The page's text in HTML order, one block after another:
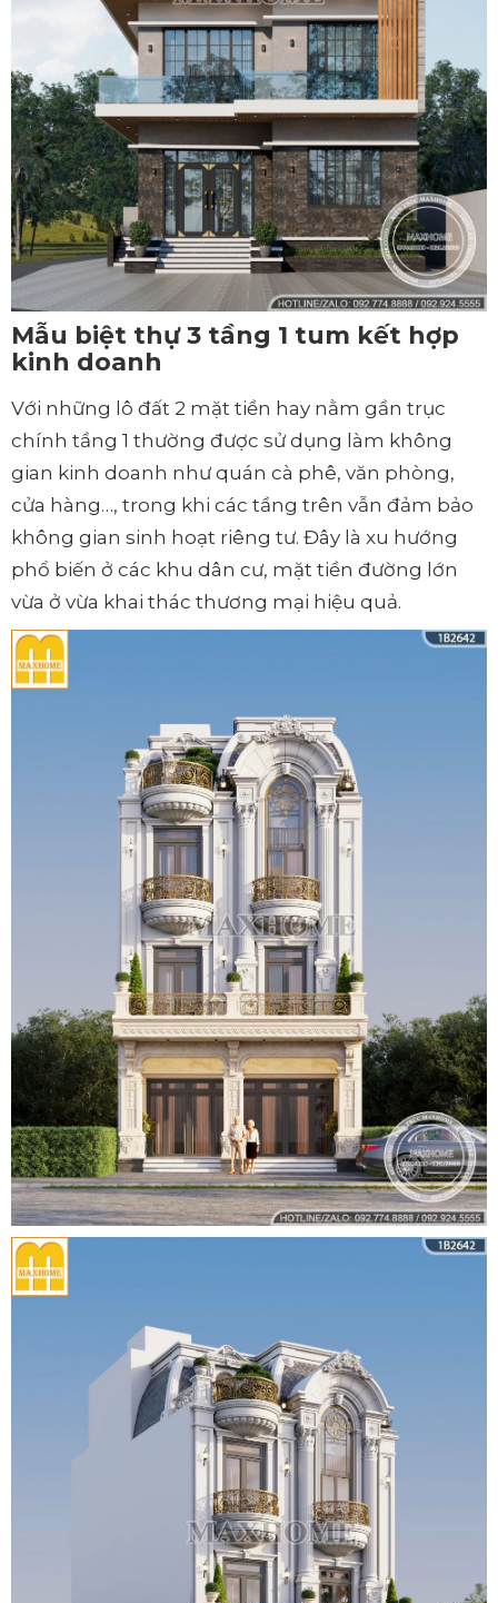
Mẫu biệt thự 3 tầng 1 tum kết hợp
kinh doanh
Với những lô đất 2 mặt tiền hay nằm gần trục
chính tầng 1 thường được sử dụng làm không
gian kinh doanh như quán cà phê, văn phòng,
cửa hàng…, trong khi các tầng trên vẫn đảm bảo
không gian sinh hoạt riêng tư. Đây là xu hướng
phổ biến ở các khu dân cư, mặt tiền đường lớn
vừa ở vừa khai thác thương mại hiệu quả.